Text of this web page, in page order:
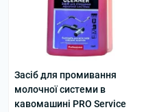
Засіб для промивання
молочної системи в
кавомашині PRO Service